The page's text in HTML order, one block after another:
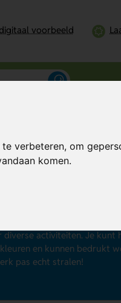
verbeteren, om
komen.
voorbeeld
diverse activiteiten. Je kunt
en kunnen bedrukt
pas echt stralen!